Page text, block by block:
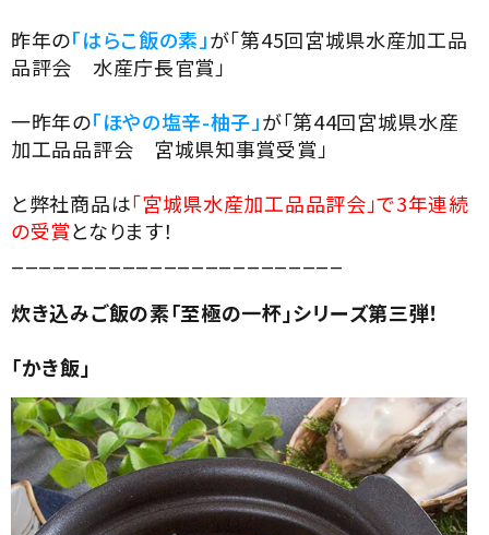
昨年の「はらこ飯の素」が「第45回宮城県水産加工品
品評会 水産庁長官賞」
一昨年の「ほやの塩辛-柚子」が「第44回宮城県水産
加工品品評会 宮城県知事賞受賞」
と弊社商品は「宮城県水産加工品品評会」で3年連続
の受賞となります！
炊き込みご飯の素「至極の一杯」シリーズ第三弾！
「かき飯」